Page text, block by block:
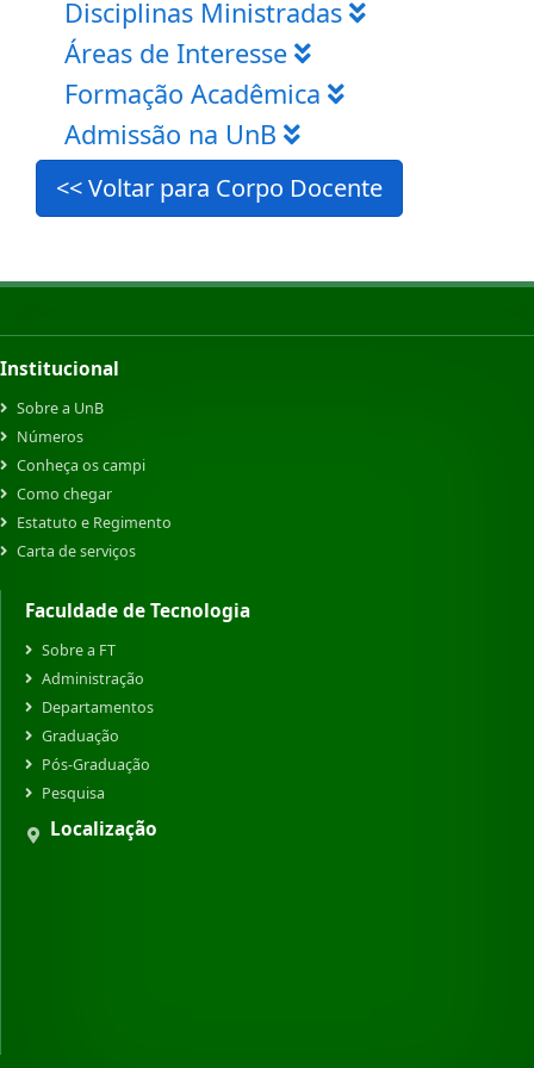
Disciplinas Ministradas
Áreas de Interesse
Formação Acadêmica
Admissão na UnB
<< Voltar para Corpo Docente
Institucional
Sobre a UnB
Números
Conheça os campi
Como chegar
Estatuto e Regimento
Carta de serviços
Faculdade de Tecnologia
Sobre a FT
Administração
Departamentos
Graduação
Pós-Graduação
Pesquisa
Localização